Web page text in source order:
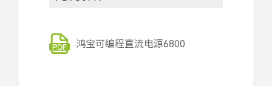
鸿宝可编程直流电源6800